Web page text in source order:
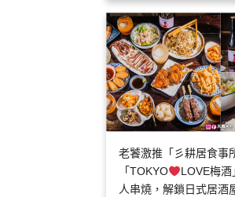
老饕激推「彡耕居食事
「TOKYO
LOVE梅
人串燒，解鎖日式居酒